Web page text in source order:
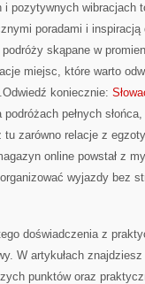
i pozytywnych wibracjach
poradami i
skąpane w
miejsc, które warto
koniecznie:
pełnych
zarówno relacje z
online powstał z
wyjazdy bez
doświadczenia z
W artykułach
punktów oraz